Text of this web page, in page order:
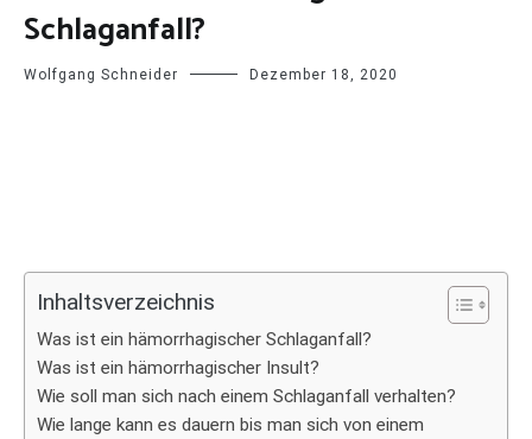
Schlaganfall?
Wolfgang Schneider Dezember 18, 2020
Inhaltsverzeichnis
Was ist ein hämorrhagischer Schlaganfall?
Was ist ein hämorrhagischer Insult?
Wie soll man sich nach einem Schlaganfall verhalten?
Wie lange kann es dauern bis man sich von einem